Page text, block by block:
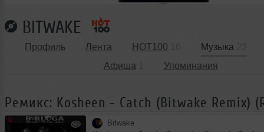
BITWAKE
Профиль Лента HOT100 Музыка
Афиша
Упоминания
Ремикс: Kosheen - Catch (Bitwake Remix)
Bitwake